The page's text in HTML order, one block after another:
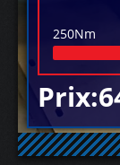
250Nm